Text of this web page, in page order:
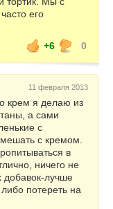
его
+6
0
11 февраля 2013
крем я делаю из
а сами
с
с кремом.
в
ничего не
добавок-лучше
потереть на